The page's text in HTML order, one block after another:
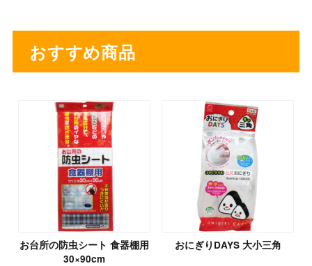
おすすめ商品
お台所の防虫シート 食器棚用
30×90cm
おにぎりDAYS 大小三角